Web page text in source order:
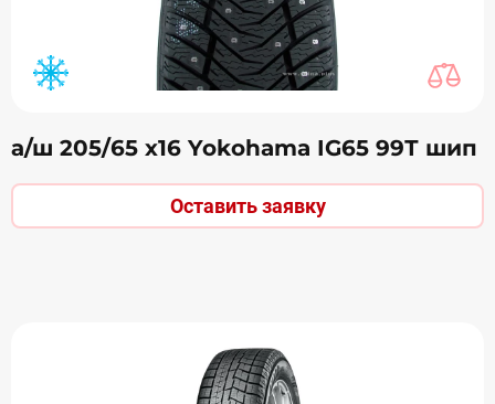
а/ш 205/65 х16 Yokohama IG65 99Т шип
Оставить заявку